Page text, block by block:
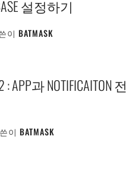
설정하기
이 BATMASK
APP과 NOTIFICAITON 전
이 BATMASK